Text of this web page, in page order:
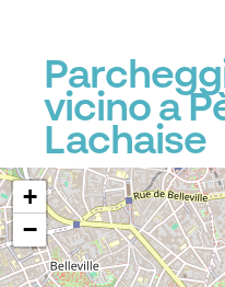
vicino a
Lachaise
+
−